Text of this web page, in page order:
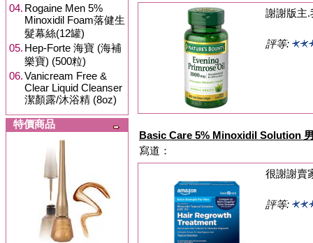
04. Rogaine Men 5%
Minoxidil Foam落健生
髮幕絲(12罐)
05. Hep-Forte 海寶 (海補
樂寶) (500粒)
06.Vanicream Free &
Clear Liquid Cleanser
潔顏露/沐浴精 (8oz)
特價商品
謝謝版主
評等:
Basic Care 5% Minoxidil Solution
寫道：
很謝謝賣
評等: